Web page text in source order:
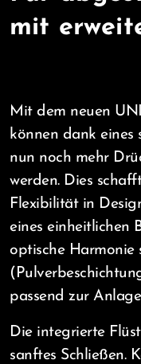
mit
Mit dem neuen
können dank eines
nun noch mehr
werden. Dies
Flexibilität in
eines einheitlichen
optische Harmonie
passend zur
Die integrierte
sanftes Schließen.